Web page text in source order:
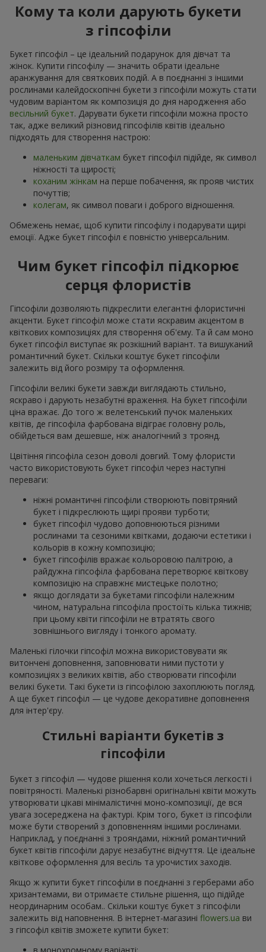
Кому та коли дарують букети
з гіпсофіли
Букет гіпсофіл – це ідеальний подарунок для дівчат та
жінок. Купити гіпсофілу — значить обрати ідеальне
аранжування для святкових подій. А в поєднанні з іншими
рослинами калейдоскопічні букети з гіпсофіли можуть стати
чудовим варіантом як композиція до дня народження або
весільний букет. Дарувати букети гіпсофіли можна просто
так, адже великий різновид гіпсофілів квітів ідеально
підходять для створення настрою:
маленьким дівчаткам букет гіпсофіл підійде, як символ
ніжності та щирості;
коханим жінкам на перше побачення, як прояв чистих
почуттів;
колегам, як символ поваги і доброго відношення.
Обмежень немає, щоб купити гіпсофілу і подарувати щирі
емоції. Адже букет гіпсофіл є повністю універсальним.
Чим букет гіпсофіл підкорює
серця флористів
Гіпсофіли дозволяють підкреслити елегантні флористичні
акценти. Букет гіпсофіл може стати яскравим акцентом в
квіткових композиціях для створення об'єму. Та й сам моно
букет гіпсофіл виступає як розкішний варіант. та вишуканий
романтичний букет. Скільки коштує букет гіпсофіли
залежить від його розміру та оформлення.
Гіпсофіли великі букети завжди виглядають стильно,
яскраво і дарують незабутні враження. На букет гіпсофіли
ціна вражає. До того ж велетенський пучок маленьких
квітів, де гіпсофіла фарбована відіграє головну роль,
обійдеться вам дешевше, ніж аналогічний з троянд.
Цвітіння гіпсофіла сезон доволі довгий. Тому флористи
часто використовують букет гіпсофіл через наступні
переваги:
ніжні романтичні гіпсофіли створюють повітряний
букет і підкреслюють щирі прояви турботи;
букет гіпсофіл чудово доповнюються різними
рослинами та сезоними квітками, додаючи естетики і
кольорів в кожну композицію;
букет гіпсофілів вражає кольоровою палітрою, а
райдужна гіпсофіла фарбована перетворює квіткову
композицію на справжнє мистецьке полотно;
якщо доглядати за букетами гіпсофіли належним
чином, натуральна гіпсофіла простоїть кілька тижнів;
при цьому квіти гіпсофіли не втратять свого
зовнішнього вигляду і тонкого аромату.
Маленькі гілочки гіпсофіл можна використовувати як
витончені доповнення, заповнювати ними пустоти у
композиціях з великих квітів, або створювати гіпсофіли
великі букети. Такі букети із гіпсофілою захоплюють погляд.
А ще букет гіпсофіл — це чудове декоративне доповнення
для інтер'єру.
Стильні варіанти букетів з
гіпсофіли
Букет з гіпсофіл — чудове рішення коли хочеться легкості і
повітряності. Маленькі різнобарвні оригінальні квіти можуть
утворювати цікаві мінімалістичні моно-композиції, де вся
увага зосереджена на фактурі. Крім того, букет із гіпсофіли
може бути створений з доповненням іншими рослинами.
Наприклад, у поєднанні з трояндами, ніжний романтичний
букет квітів гіпсофіли дарує незабутнє відчуття. Це ідеальне
квіткове оформлення для весіль та урочистих заходів.
Якщо ж купити букет гіпсофіли в поєднанні з герберами або
хризантемами, ви отримаєте стильне рішення, що підійде
неординарним особам.. Скільки коштує букет з гіпсофіли
залежить від наповнення. В інтернет-магазині flowers.ua ви
з гіпсофіл квітів зможете купити букет:
в монохромному варіанті;